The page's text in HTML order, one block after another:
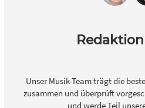
Unser Musik-Team trägt die
zusammen und überprüft
und werde Teil